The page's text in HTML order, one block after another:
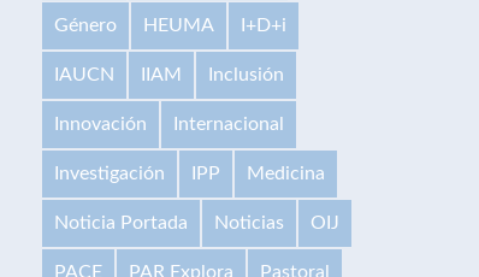
Género HEUMA I+D+i
IAUCN IIAM Inclusión
Innovación Internacional
Investigación IPP Medicina
Noticia Portada Noticias OIJ
PACE PAR Explora Pastoral